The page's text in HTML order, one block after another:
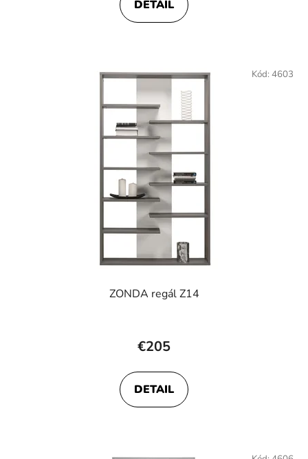
DETAIL
ZONDA regál Z14
€205
DETAIL
Kód: 4603